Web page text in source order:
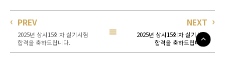
PREV
2025년 상시15회차 실기시험
합격을 축하드립니다.
NEXT
2025년 상시15회차 실기시험
합격을 축하드립니다.